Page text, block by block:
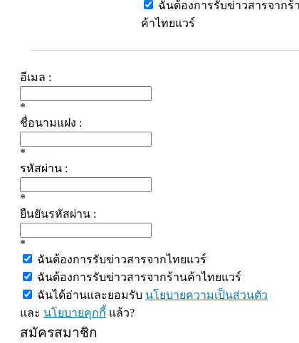
ฉันต้องการรับข่าวสารจากร้
ค้าไทยแวร์
อีเมล :
*
ชื่อนามแฝง :
*
รหัสผ่าน :
*
ยืนยันรหัสผ่าน :
*
ฉันต้องการรับข่าวสารจากไทยแวร์
ฉันต้องการรับข่าวสารจากร้านค้าไทยแวร์
ฉันได้อ่านและยอมรับ นโยบายความเป็นส่วนตัว
และ นโยบายคุกกี้ แล้ว?
สมัครสมาชิก